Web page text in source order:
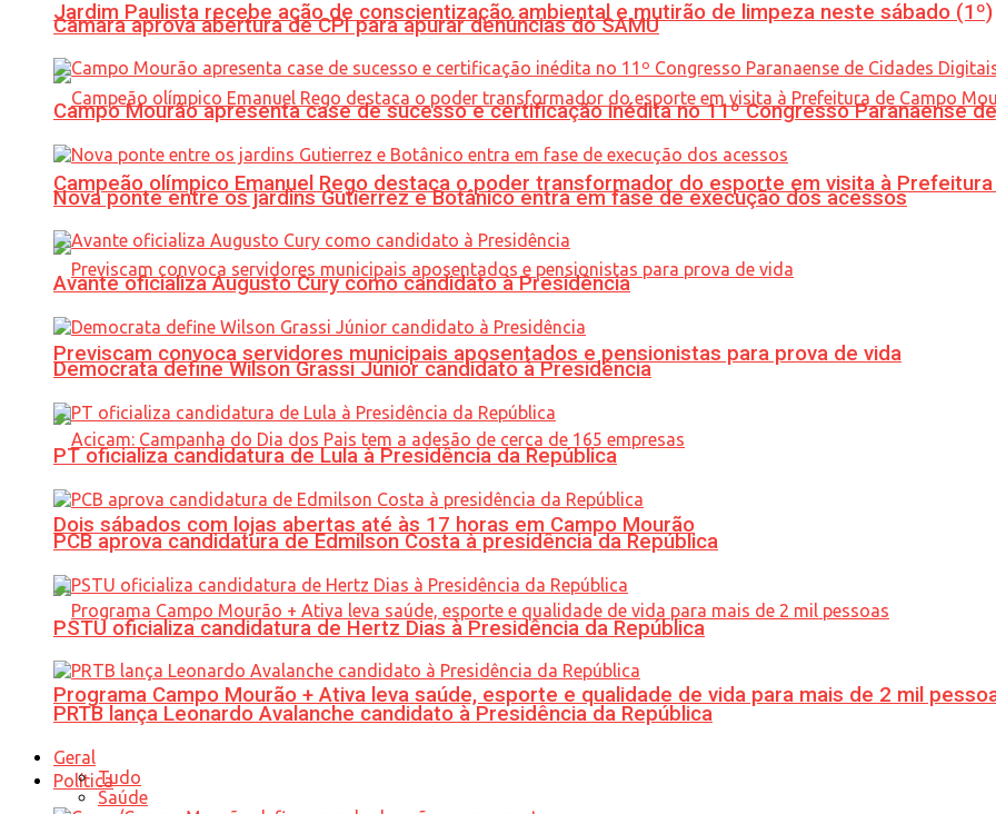
Jardim Paulista recebe ação de conscientização ambiental e mutirão de limpeza neste sábado (1º)
Campeão olímpico Emanuel Rego destaca o poder transformador do esporte em visita à
Previscam convoca servidores municipais aposentados e pensionistas para prova de vida
Dois sábados com lojas abertas até às 17 horas em Campo Mourão
Programa Campo Mourão + Ativa leva saúde, esporte e qualidade de vida para mais de 2 mil
Política
Câmara aprova abertura de CPI para apurar denúncias do SAMU
Campo Mourão apresenta case de sucesso e certificação inédita no 11º Congresso Paranaense
Nova ponte entre os jardins Gutierrez e Botânico entra em fase de execução dos acessos
Avante oficializa Augusto Cury como candidato à Presidência
Democrata define Wilson Grassi Júnior candidato à Presidência
PT oficializa candidatura de Lula à Presidência da República
PCB aprova candidatura de Edmilson Costa à presidência da República
PSTU oficializa candidatura de Hertz Dias à Presidência da República
PRTB lança Leonardo Avalanche candidato à Presidência da República
Geral
Tudo
Saúde